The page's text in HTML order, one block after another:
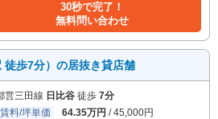
30秒で完了！
無料問い合わせ
歩7分）の居抜き貸店舗
営三田線 日比谷 徒歩 7分
賃料/坪単価
64.35万円 / 45,000円